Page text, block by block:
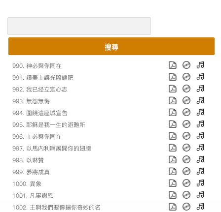
搜尋
990. 神必與你同在
991. 讚美主讓光照耀吧
992. 我已经立定心志
993. 無怨無悔
994. 圍繞這座城宣告
995. 耶穌是我一生的避難所
996. 主必與你同在
997. 以馬內利啊展開你的翅膀
998. 以琳贊
999. 夢將成真
1000. 異象
1001. 凡事謝恩
1002. 主啊我們要傳揚你奇妙的名